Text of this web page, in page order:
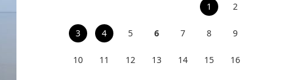
1 2
3 4 5 6 7 8 9
10 11 12 13 14 15 16